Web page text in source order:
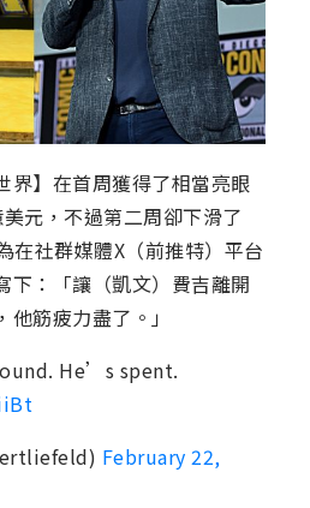
界】在首周獲得了相當亮眼
元，不過第二周卻下滑了
在社群媒體X（前推特）平台
下：「讓（凱文）費吉離開
筋疲力盡了。」
He’s spent.
February 22,